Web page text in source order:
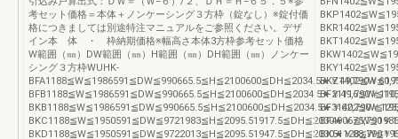
考セット価格＝本体＋ノンケーシング３方枠（錠なし）※錠付価
格につきましては別途特注マニュアルをご参照ください。デザ
イン本 体 ・ 枠納期価格※幅高さ本体3方枠参考セット価格
W範囲（㎜）DW範囲（㎜）H範囲（㎜）DH範囲（㎜）ノンケー
シング３方枠WUHK-
BFA1188≦W≦1986591≦DW≦990665.5≦H≦2100600≦DH≦2034.5★￥49,790￥
BFB1188≦W≦1986591≦DW≦990665.5≦H≦2100600≦DH≦2034.5★￥49,790￥
BKB1188≦W≦1986591≦DW≦990665.5≦H≦2100600≦DH≦2034.5★￥62,790￥
BKC1188≦W≦1950591≦DW≦9721983≦H≦2095.51917.5≦DH≦2030★￥75,790￥
BKD1188≦W≦1950591≦DW≦9722013≦H≦2095.51947.5≦DH≦2030★￥88,790￥